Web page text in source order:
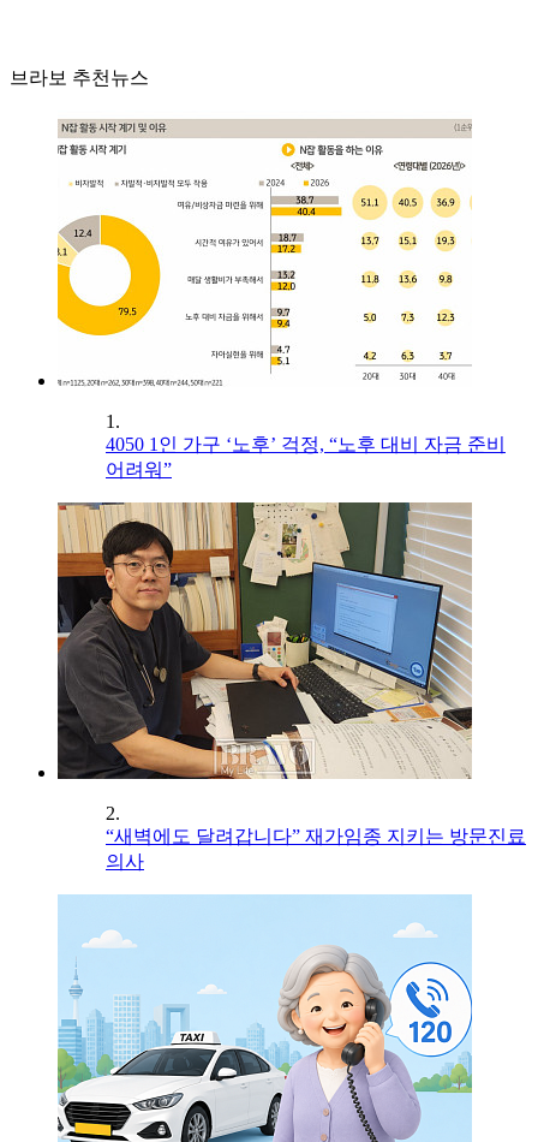
브라보 추천뉴스
1.
4050 1인 가구 ‘노후’ 걱정, “노후 대비 자금 준비
어려워”
2.
“새벽에도 달려갑니다” 재가임종 지키는 방문진료
의사